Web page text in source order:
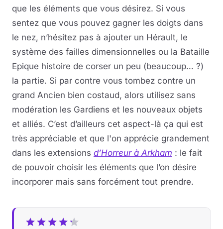
que les éléments que vous désirez. Si vous
sentez que vous pouvez gagner les doigts dans
le nez, n’hésitez pas à ajouter un Hérault, le
système des failles dimensionnelles ou la Bataille
Epique histoire de corser un peu (beaucoup… ?)
la partie. Si par contre vous tombez contre un
grand Ancien bien costaud, alors utilisez sans
modération les Gardiens et les nouveaux objets
et alliés. C’est d’ailleurs cet aspect-là ça qui est
très appréciable et que l'on apprécie grandement
dans les extensions d’Horreur à Arkham : le fait
de pouvoir choisir les éléments que l’on désire
incorporer mais sans forcément tout prendre.